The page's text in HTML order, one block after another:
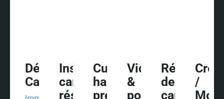
Débouchage
Canalisations
Inspection
caméra/diagnostic
réseau
Curage
haute
pression
Vidange
&
pompage
de
/